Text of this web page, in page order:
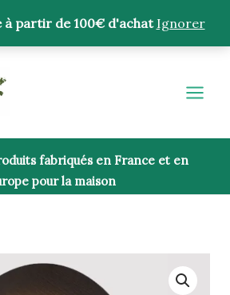
partir de 100€ d'achat Ignorer
fabriqués en France et en
pour la maison